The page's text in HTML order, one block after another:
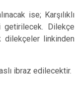
ise; Karşılıklı
Dilekçe
dilekçeler linkinden
ibraz edilecektir.